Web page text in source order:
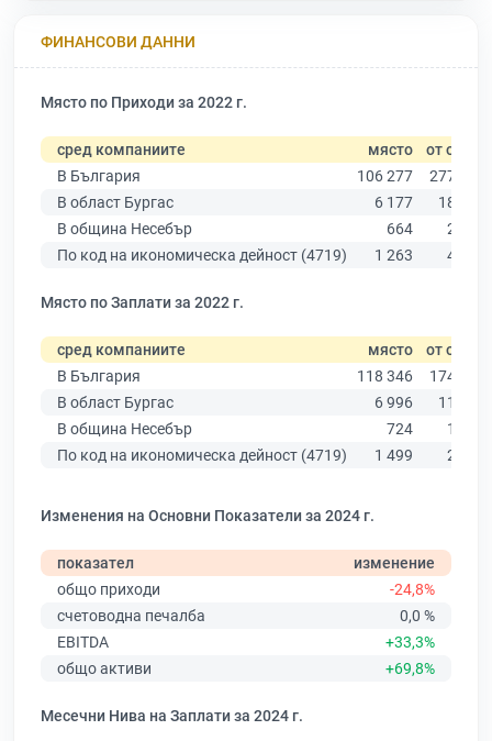
ФИНАНСОВИ ДАННИ
Място по Приходи за 2022 г.
сред компаниите място
от общо
В България
106 277
277 019
В област Бургас
6 177
18 275
В община Несебър
664
2 223
По код на икономическа дейност (4719)
1 263 4 682
Място по Заплати за 2022 г.
сред компаниите място
от общо
В България
118 346
174 403
В област Бургас
6 996
11 009
В община Несебър
724
1 265
По код на икономическа дейност (4719)
1 499 2 938
Изменения на Основни Показатели за 2024 г.
показател
изменение
общо приходи
-24,8%
счетоводна печалба
0,0 %
EBITDA
+33,3%
общо активи
+69,8%
Месечни Нива на Заплати за 2024 г.